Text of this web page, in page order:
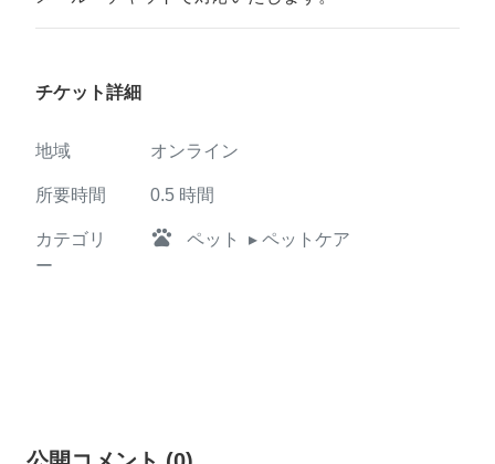
チケット詳細
地域 オンライン
所要時間 0.5 時間
カテゴリ
ー
pets ペット ▸ ペットケア